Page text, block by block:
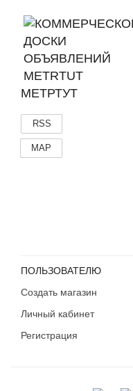
МЕТРТУТ
RSS
MAP
ПОЛЬЗОВАТЕЛЮ
Создать магазин
Личный кабинет
Регистрация